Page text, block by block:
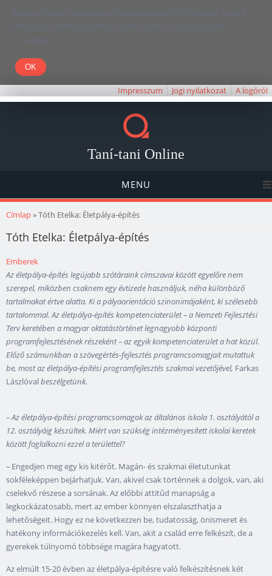
Kedves Olvasó! Weboldalunk böngészésével Ön elfogadja, hogy a
felhasználói élmény javítása céljából cookie-kat használunk.
Köszönjük!
Impresszum Jogi nyilatkozat A logóról
Taní-tani Online
MENU
Jelenlegi hely
Címlap» Tóth Etelka: Életpálya-építés
Tóth Etelka: Életpálya-építés
Emberek
Az életpálya-építés legújabb szótáraink címszavai között egyelőre nem
szerepel, miközben csaknem egy évtizede használjuk, néha különböző
tartalmakat értve alatta. Ki a pályaorientáció szinonimájaként, ki szélesebb
tartalommal. Az életpálya-építés kompetenciaterület – a Nemzeti Fejlesztési
Terv keretében a magyar oktatástörténet legnagyobb központi
programfejlesztésének részeként – az egyik kompetenciaterület a hat közül.
Előző számunkban a szövegértés-fejlesztés programcsomagjait mutattuk
be, most az életpálya-építési programfejlesztés szakmai vezetőjével, Farkas
Lászlóvalbeszélgetünk.
– Az életpálya-építési programcsomagok az általános iskola 1. osztályától a
12. osztályáig készültek. Miért van szükség intézményesített iskolai keretek
között foglalkozni ezzel a területtel?
– Engedjen meg egy kis kitérőt. Magán- és szakmai életutunkat
sokféleképpen bejárhatjuk. Van, akivel csak történnek a dolgok, van, aki
cselekvő részese a sorsának. Az előbbi attitűd manapság a
legkockázatosabb, mert az ember könnyen elszalaszthatja a
lehetőségeit. Hogy ez ne következzen be, tudatosság, önismeret és
hatékony információkezelés kell. Van, akit a család erre felkészít, de a
gyerekek túlnyomó többsége magára hagyatott.
Az elmúlt 15-20 évben az életpálya-építésre való felkészítésnek két